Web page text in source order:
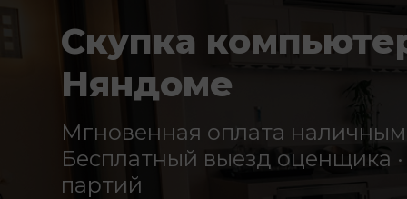
Скупка
Няндоме
Мгновенная оплата
Бесплатный выезд оценщика
партий